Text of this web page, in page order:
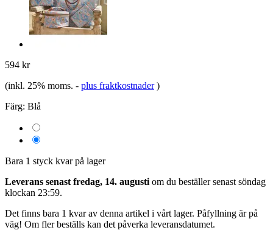
594 kr
(inkl. 25% moms. - plus fraktkostnader )
Färg: Blå
Bara 1 styck kvar på lager
Leverans senast fredag, 14. augusti om du beställer senast söndag
klockan 23:59.
Det finns bara 1 kvar av denna artikel i vårt lager. Påfyllning är på
väg! Om fler beställs kan det påverka leveransdatumet.